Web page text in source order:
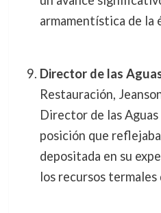
armamentística de la
Director de las
Restauración,
Director de las Aguas
posición que
depositada en su
los recursos termales